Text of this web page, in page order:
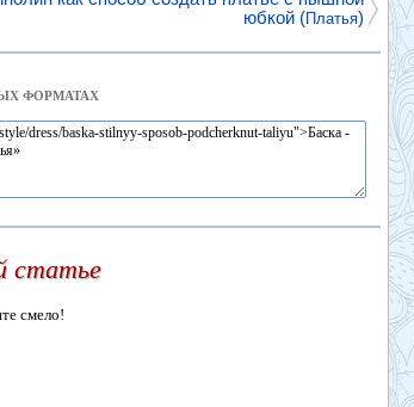
юбкой ( Платья)
ФОРМАТАХ
статье
смело!